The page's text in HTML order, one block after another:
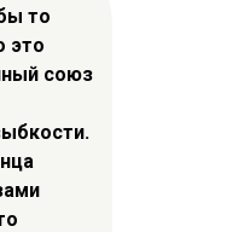
то
это
союз